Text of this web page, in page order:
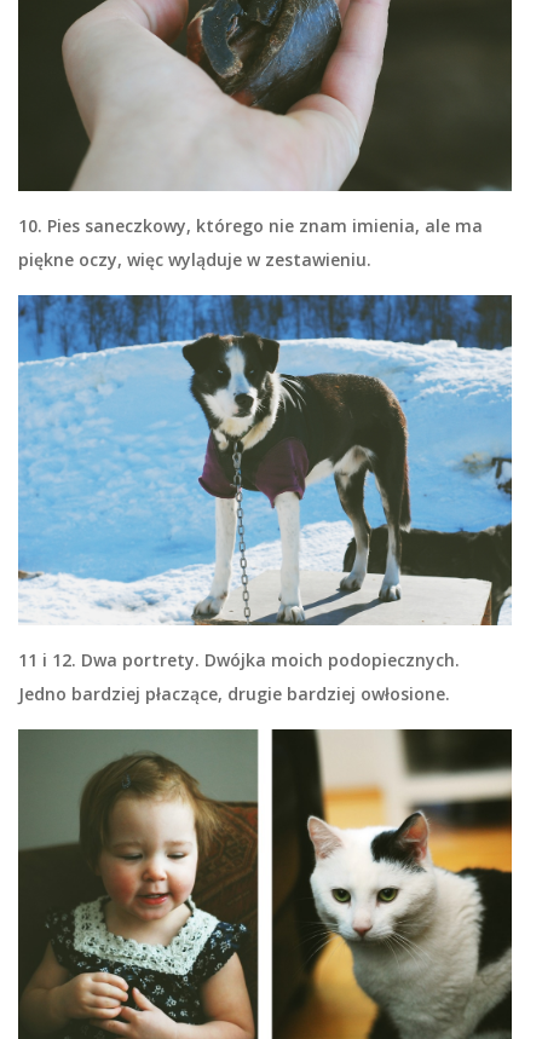
10. Pies saneczkowy, którego nie znam imienia, ale ma
piękne oczy, więc wyląduje w zestawieniu.
11 i 12. Dwa portrety. Dwójka moich podopiecznych.
Jedno bardziej płaczące, drugie bardziej owłosione.